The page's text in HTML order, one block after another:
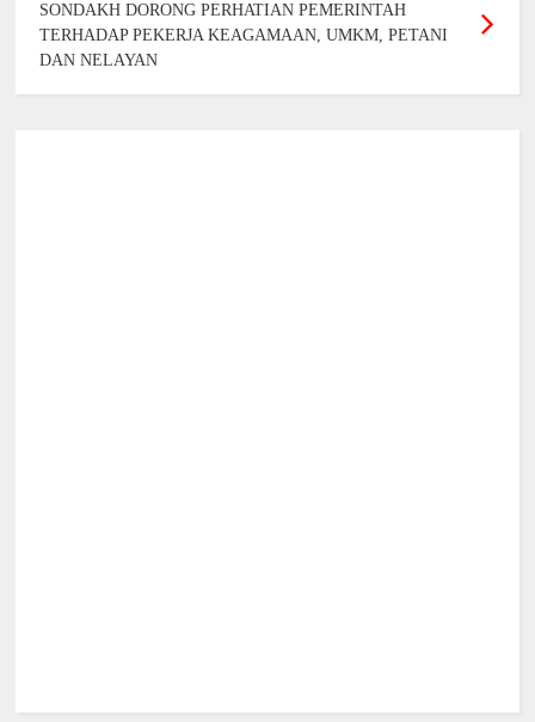
SONDAKH DORONG PERHATIAN PEMERINTAH
TERHADAP PEKERJA KEAGAMAAN, UMKM, PETANI
DAN NELAYAN